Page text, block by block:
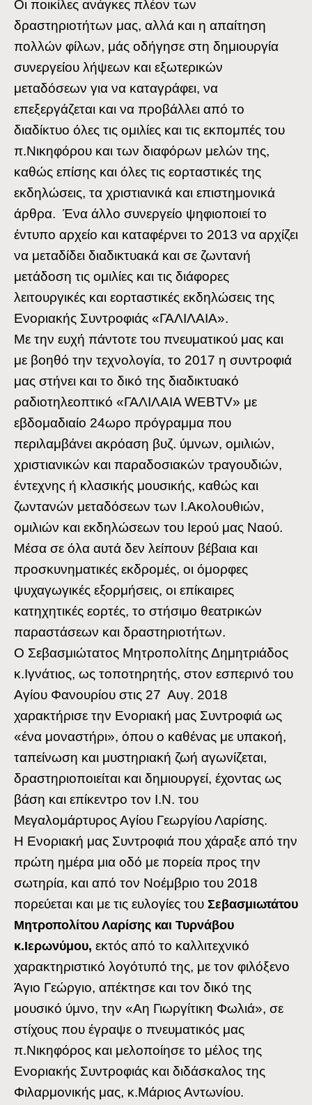
Οι ποικίλες ανάγκες πλέον των
δραστηριοτήτων μας, αλλά και η απαίτηση
πολλών φίλων, μάς οδήγησε στη δημιουργία
συνεργείου λήψεων και εξωτερικών
μεταδόσεων για να καταγράφει, να
επεξεργάζεται και να προβάλλει από το
διαδίκτυο όλες τις ομιλίες και τις εκπομπές του
π.Νικηφόρου και των διαφόρων μελών της,
καθώς επίσης και όλες τις εορταστικές της
εκδηλώσεις, τα χριστιανικά και επιστημονικά
άρθρα. Ένα άλλο συνεργείο ψηφιοποιεί το
έντυπο αρχείο και καταφέρνει το 2013 να αρχίζει
να μεταδίδει διαδικτυακά και σε ζωντανή
μετάδοση τις ομιλίες και τις διάφορες
λειτουργικές και εορταστικές εκδηλώσεις της
Ενοριακής Συντροφιάς «ΓΑΛΙΛΑΙΑ».
Με την ευχή πάντοτε του πνευματικού μας και
με βοηθό την τεχνολογία, το 2017 η συντροφιά
μας στήνει και το δικό της διαδικτυακό
ραδιοτηλεοπτικό «ΓΑΛΙΛΑΙΑ WEBTV» με
εβδομαδιαίο 24ωρο πρόγραμμα που
περιλαμβάνει ακρόαση βυζ. ύμνων, ομιλιών,
χριστιανικών και παραδοσιακών τραγουδιών,
έντεχνης ή κλασικής μουσικής, καθώς και
ζωντανών μεταδόσεων των Ι.Ακολουθιών,
ομιλιών και εκδηλώσεων του Ιερού μας Ναού.
Μέσα σε όλα αυτά δεν λείπουν βέβαια και
προσκυνηματικές εκδρομές, οι όμορφες
ψυχαγωγικές εξορμήσεις, οι επίκαιρες
κατηχητικές εορτές, το στήσιμο θεατρικών
παραστάσεων και δραστηριοτήτων.
Ο Σεβασμιώτατος Μητροπολίτης Δημητριάδος
κ.Ιγνάτιος, ως τοποτηρητής, στον εσπερινό του
Αγίου Φανουρίου στις 27 Αυγ. 2018
χαρακτήρισε την Ενοριακή μας Συντροφιά ως
«ένα μοναστήρι», όπου ο καθένας με υπακοή,
ταπείνωση και μυστηριακή ζωή αγωνίζεται,
δραστηριοποιείται και δημιουργεί, έχοντας ως
βάση και επίκεντρο τον Ι.Ν. του
Μεγαλομάρτυρος Αγίου Γεωργίου Λαρίσης.
Η Ενοριακή μας Συντροφιά που χάραξε από την
πρώτη ημέρα μια οδό με πορεία προς την
σωτηρία, και από τον Νοέμβριο του 2018
πορεύεται και με τις ευλογίες του Σεβασμιωτάτου
Μητροπολίτου Λαρίσης και Τυρνάβου
κ.Ιερωνύμου, εκτός από το καλλιτεχνικό
χαρακτηριστικό λογότυπό της, με τον φιλόξενο
Άγιο Γεώργιο, απέκτησε και τον δικό της
μουσικό ύμνο, την «Αη Γιωργίτικη Φωλιά», σε
στίχους που έγραψε ο πνευματικός μας
π.Νικηφόρος και μελοποίησε το μέλος της
Ενοριακής Συντροφιάς και διδάσκαλος της
Φιλαρμονικής μας, κ.Μάριος Αντωνίου.